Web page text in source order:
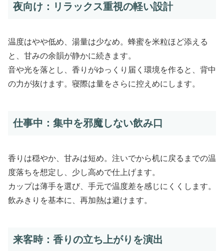
夜向け：リラックス重視の軽い設計
温度はやや低め、湯量は少なめ。蜂蜜を米粒ほど添える
と、甘みの余韻が静かに続きます。
音や光を落とし、香りがゆっくり届く環境を作ると、背中
の力が抜けます。寝際は量をさらに控えめにします。
仕事中：集中を邪魔しない飲み口
香りは穏やか、甘みは短め。注いでから机に戻るまでの温
度落ちを想定し、少し高めで仕上げます。
カップは薄手を選び、手元で温度差を感じにくくします。
飲みきりを基本に、再加熱は避けます。
来客時：香りの立ち上がりを演出